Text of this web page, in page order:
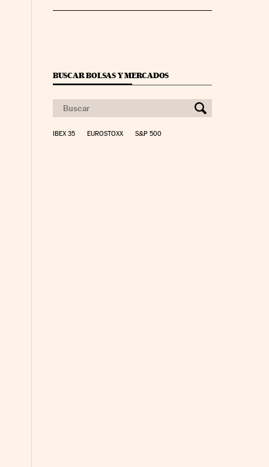
BUSCAR BOLSAS Y MERCADOS
IBEX 35 EUROSTOXX S&P 500